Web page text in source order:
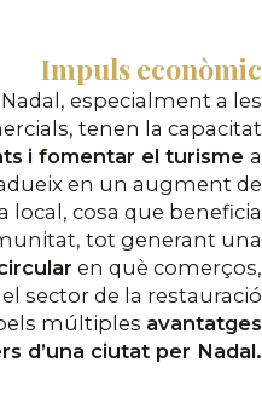
Impuls econòmic
especialment a les
tenen la capacitat
i fomentar el turisme a
en un augment de
local, cosa que beneficia
tot generant una
en què comerços,
sector de la restauració
múltiples avantatges
d’una ciutat per Nadal.